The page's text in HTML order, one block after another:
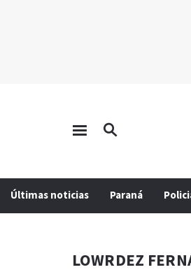
Últimas noticias Paraná
LOWRDEZ